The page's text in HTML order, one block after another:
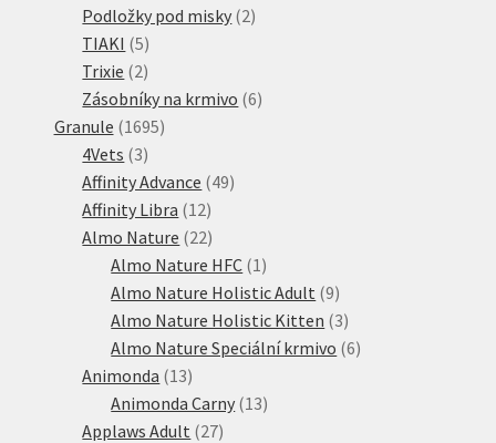
produkt
Podložky pod misky 22
TIAKI 55
produktů
Trixie 22
produkty
Zásobníky na krmivo 66
Granule 16951695
4Vets 33
produkty
Affinity Advance 4949
Affinity Libra 1212
produktů
Almo Nature 2222
produktů
Almo Nature HFC 1 1
produkt
Almo Nature Holistic Adult 99
produktů
Almo Nature Holistic Kitten 33
produkty
Almo Nature Speciální krmivo 66
Animonda 1313
produktů
Animonda Carny 1313
Applaws Adult 2727